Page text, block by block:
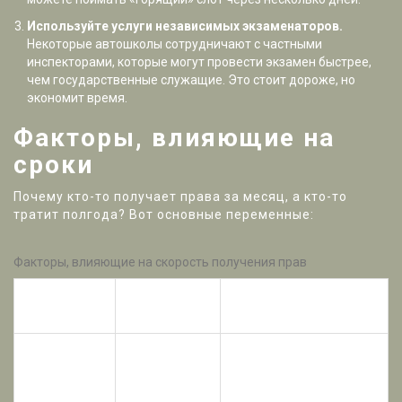
Используйте услуги независимых экзаменаторов.
Некоторые автошколы сотрудничают с частными
инспекторами, которые могут провести экзамен быстрее,
чем государственные служащие. Это стоит дороже, но
экономит время.
Факторы, влияющие на
сроки
Почему кто-то получает права за месяц, а кто-то
тратит полгода? Вот основные переменные:
Факторы, влияющие на скорость получения прав